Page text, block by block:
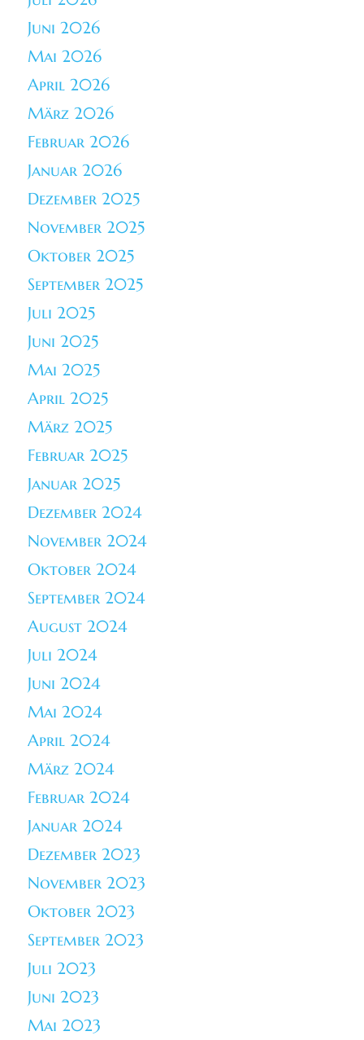
Juni 2026
Mai 2026
April 2026
März 2026
Februar 2026
Januar 2026
Dezember 2025
November 2025
Oktober 2025
September 2025
Juli 2025
Juni 2025
Mai 2025
April 2025
März 2025
Februar 2025
Januar 2025
Dezember 2024
November 2024
Oktober 2024
September 2024
August 2024
Juli 2024
Juni 2024
Mai 2024
April 2024
März 2024
Februar 2024
Januar 2024
Dezember 2023
November 2023
Oktober 2023
September 2023
Juli 2023
Juni 2023
Mai 2023